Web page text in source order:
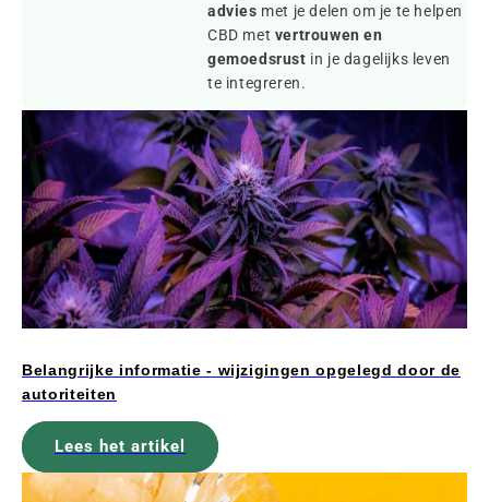
advies met je delen om je te helpen
CBD met vertrouwen en
gemoedsrust in je dagelijks leven
te integreren.
Belangrijke informatie - wijzigingen opgelegd door de
autoriteiten
Lees het artikel